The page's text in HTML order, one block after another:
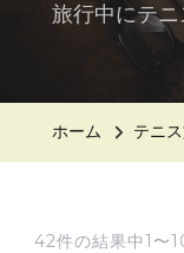
旅行中にテ
ホーム テニ
42件の結果中1〜